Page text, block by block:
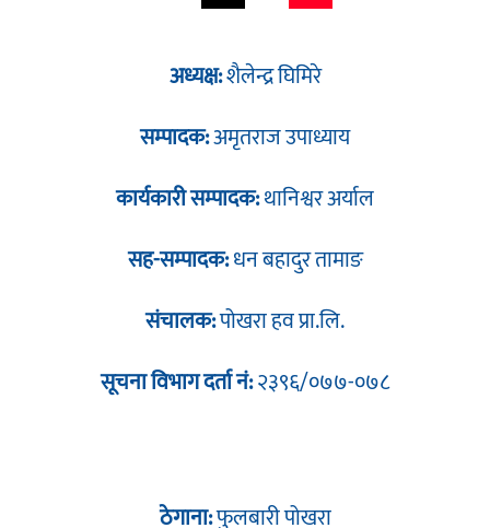
अध्यक्ष:शैलेन्द्र घिमिरे
सम्पादक:अमृतराज उपाध्याय
कार्यकारी सम्पादक:थानिश्वर अर्याल
सह-सम्पादक:धन बहादुर तामाङ
संचालक:पोखरा हव प्रा.लि.
सूचना विभाग दर्ता नं:२३९६/०७७-०७८
ठेगाना:फुलबारी पोखरा